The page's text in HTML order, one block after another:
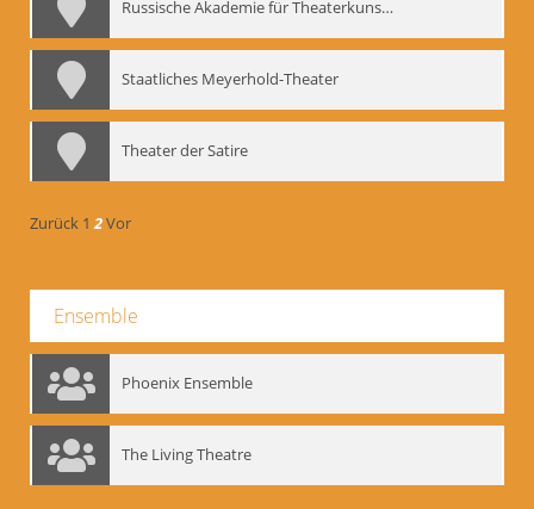
Russische Akademie für Theaterkunst – GITIS
Staatliches Meyerhold-Theater
Theater der Satire
Zurück 1 2Vor
Ensemble
Phoenix Ensemble
The Living Theatre